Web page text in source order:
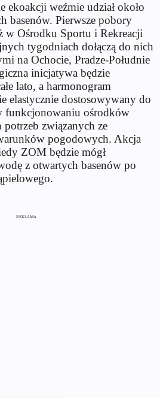
ekoakcji weźmie udział około
basenów. Pierwsze pobory
w Ośrodku Sportu i Rekreacji
tygodniach dołączą do nich
na Ochocie, Pradze-Południe
inicjatywa będzie
lato, a harmonogram
elastycznie dostosowywany do
funkcjonowaniu ośrodków
związanych ze
pogodowych. Akcja
ZOM będzie mógł
z otwartych basenów po
REKLAMA